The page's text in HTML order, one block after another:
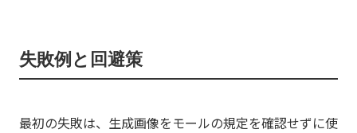
失敗例と回避策
最初の失敗は、生成画像をモールの規定を確認せずに使